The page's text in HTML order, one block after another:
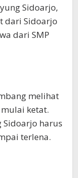
Sidoarjo,
dari Sidoarjo
dari SMP
melihat
ketat.
harus
terlena.